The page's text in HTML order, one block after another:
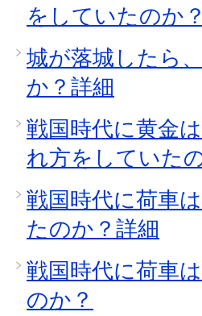
をしていたのか
城が落城したら
か？詳細
戦国時代に黄金
れ方をしていた
戦国時代に荷車
たのか？詳細
戦国時代に荷車
のか？